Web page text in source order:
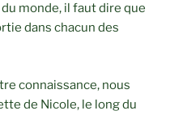
monde, il faut dire que
dans chacun des
connaissance, nous
de Nicole, le long du